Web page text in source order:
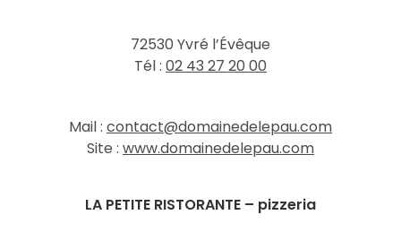
72530 Yvré l’Évêque
Tél : 02 43 27 20 00
Mail : contact@domainedelepau.com
Site : www.domainedelepau.com
LA PETITE RISTORANTE – pizzeria